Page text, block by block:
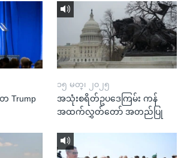
Trump
၁၅ မတ္၊ ၂၀၂၅
အသုံးစရိတ်ဥပဒေကြမ်း ကန်
အထက်လွှတ်တော် အတည်ပြု